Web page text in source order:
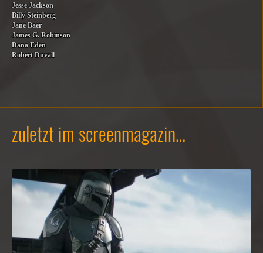
Jesse Jackson
Billy Steinberg
Jane Baer
James G. Robinson
Dana Eden
Robert Duvall
zuletzt im screenmagazin…